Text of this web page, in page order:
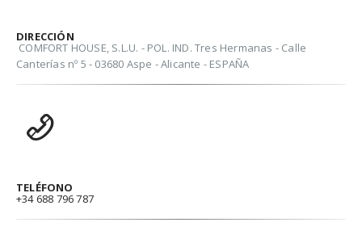
DIRECCIÓN
COMFORT HOUSE, S.L.U. - POL. IND. Tres Hermanas - Calle
Canterías nº 5 - 03680 Aspe - Alicante - ESPAÑA
TELÉFONO
+34 688 796 787